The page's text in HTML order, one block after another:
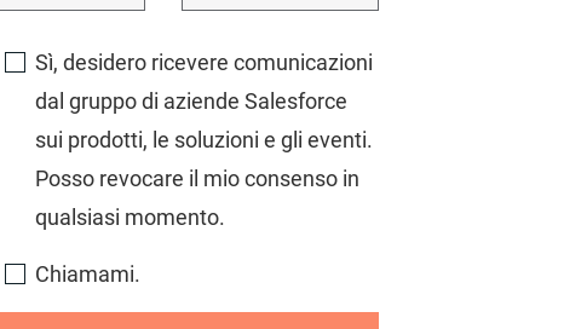
Sì, desidero ricevere comunicazioni
dal gruppo di aziende Salesforce
sui prodotti, le soluzioni e gli eventi.
Posso revocare il mio consenso in
qualsiasi momento.
Chiamami.